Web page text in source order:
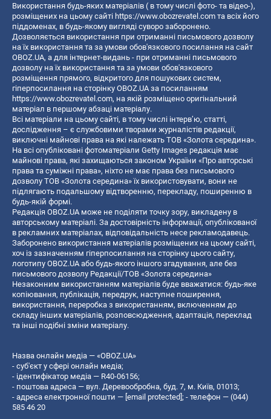
Використання будь-яких матеріалів ( в тому числі фото- та відео-),
розміщених на цьому сайті https://www.obozrevatel.com та всіх його
піддоменах, в будь-якому вигляді суворо заборонено.
Дозволяється використання при отриманні письмового дозволу
на їх використання та за умови обов'язкового посилання на сайт
OBOZ.UA, а для інтернет-видань - при отриманні письмового
дозволу на їх використання та за умови обов'язкового
розміщення прямого, відкритого для пошукових систем,
гіперпосилання на сторінку OBOZ.UA за посиланням
https://www.obozrevatel.com, на якій розміщено оригінальний
матеріал в першому абзаці матеріалу.
Всі матеріали на цьому сайті, в тому числі інтерв’ю, статті,
дослідження – є службовими творами журналістів редакції,
виключні майнові права на які належать ТОВ «Золота середина».
На всі опубліковані фотоматеріали Getty Images редакція має
майнові права, які захищаються законом України «Про авторські
права та суміжні права», ніхто не має права без письмового
дозволу ТОВ «Золота середина» їх використовувати, вони не
підлягають подальшому відтворенню, перекладу, поширенню в
будь-якій формі.
Редакція OBOZ.UA може не поділяти точку зору, викладену в
авторському матеріалі. За достовірність інформації, опублікованої
в рекламних матеріалах, відповідальність несе рекламодавець.
Заборонено використання матеріалів розміщених на цьому сайті,
хоч із зазначенням гіперпосилання на сторінку цього сайту,
логотипу OBOZ.UA або будь-якого іншого згадування, але без
письмового дозволу Редакції/ТОВ «Золота середина»
Незаконним використанням матеріалів буде вважатися: будь-яке
копiювання, публiкацiя, передрук, наступне поширення,
використання, переробка з використанням, включенням до
складу інших матеріалів, розповсюдження, адаптація, переклад
та інші подібні зміни матеріалу.
Назва онлайн медіа — «OBOZ.UA»
- суб'єкт у сфері онлайн медіа;
- ідентифікатор медіа — R40-06156;
- поштова адреса — вул. Деревообробна, буд. 7, м. Київ, 01013;
- адреса електронної пошти — [email protected]; - телефон — (044)
585 46 20